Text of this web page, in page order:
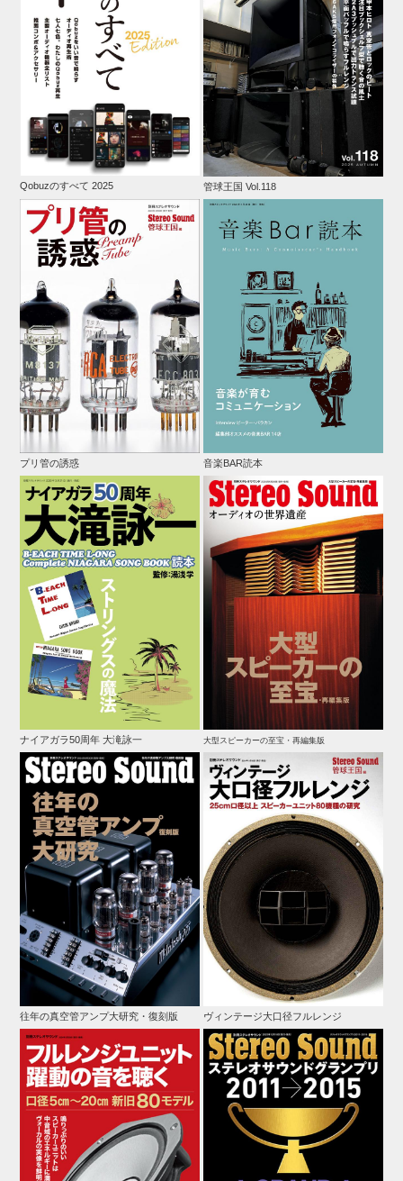
Qobuzのすべて 2025 管球王国 Vol.118
プリ管の誘惑 音楽BAR読本
ナイアガラ50周年 大滝詠一 大型スピーカーの至宝・再編集版
往年の真空管アンプ大研究・復刻版 ヴィンテージ大口径フルレンジ